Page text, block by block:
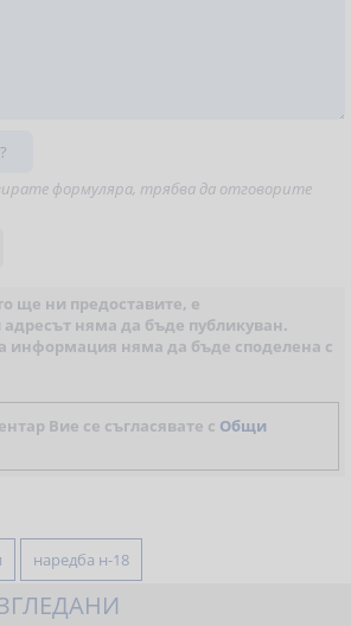
формуляра, трябва да отговорите
ще ни предоставите, е
няма да бъде публикуван.
информация няма да бъде споделена с
Вие се съгласявате с Общи
наредба н-18